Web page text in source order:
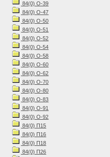
84(0) О-39
84(0) О-47
84(0) О-50
84(0) О-51
84(0) О-52
84(0) О-54
84(0) О-58
84(0) О-60
84(0) О-62
84(0) О-70
84(0) О-80
84(0) О-83
84(0) О-91
84(0) О-92
84(0) П15
84(0) П16
84(0) П18
84(0) П26